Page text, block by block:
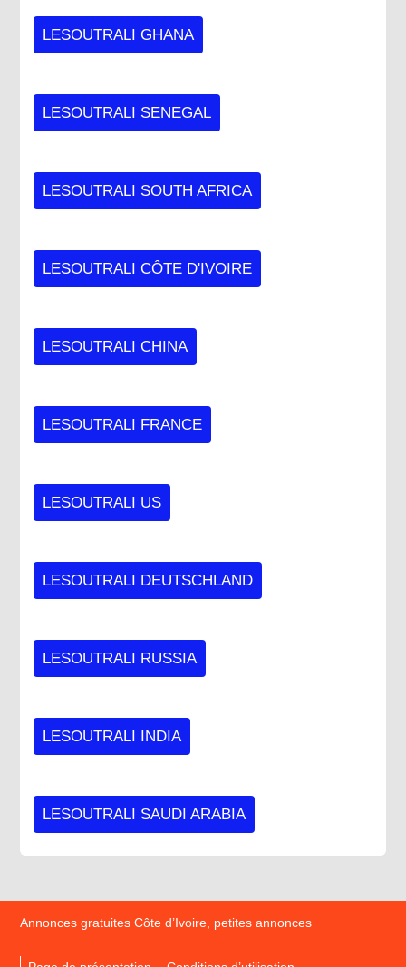
LESOUTRALI GHANA
LESOUTRALI SENEGAL
LESOUTRALI SOUTH AFRICA
LESOUTRALI CÔTE D'IVOIRE
LESOUTRALI CHINA
LESOUTRALI FRANCE
LESOUTRALI US
LESOUTRALI DEUTSCHLAND
LESOUTRALI RUSSIA
LESOUTRALI INDIA
LESOUTRALI SAUDI ARABIA
Annonces gratuites Côte d’Ivoire, petites annonces